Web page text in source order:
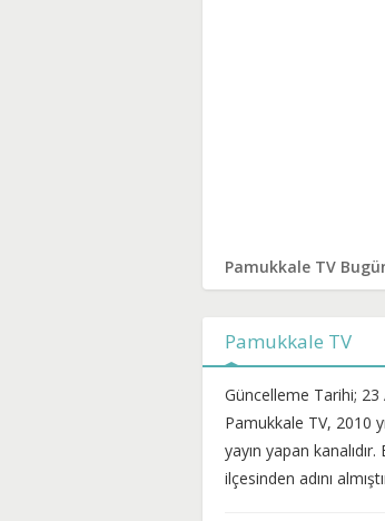
Pamukkale TV
Pamukkale TV
Güncelleme Tarihi; 23
Pamukkale TV, 2010
yayın yapan
ilçesinden adını